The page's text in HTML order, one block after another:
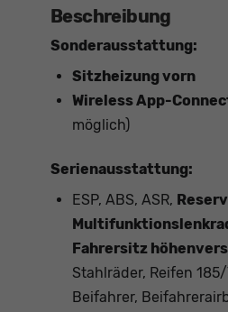
Beschreibung
Sonderausstattung:
Sitzheizung vorn
Wireless App-
möglich)
Serienausstattung:
ESP, ABS, ASR,
Fahrersitz
Stahlräder, Reifen
Beifahrer,